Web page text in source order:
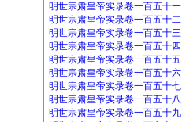
明世宗肃皇帝实录卷一百五十一
明世宗肃皇帝实录卷一百五十二
明世宗肃皇帝实录卷一百五十三
明世宗肃皇帝实录卷一百五十四
明世宗肃皇帝实录卷一百五十五
明世宗肃皇帝实录卷一百五十六
明世宗肃皇帝实录卷一百五十七
明世宗肃皇帝实录卷一百五十八
明世宗肃皇帝实录卷一百五十九